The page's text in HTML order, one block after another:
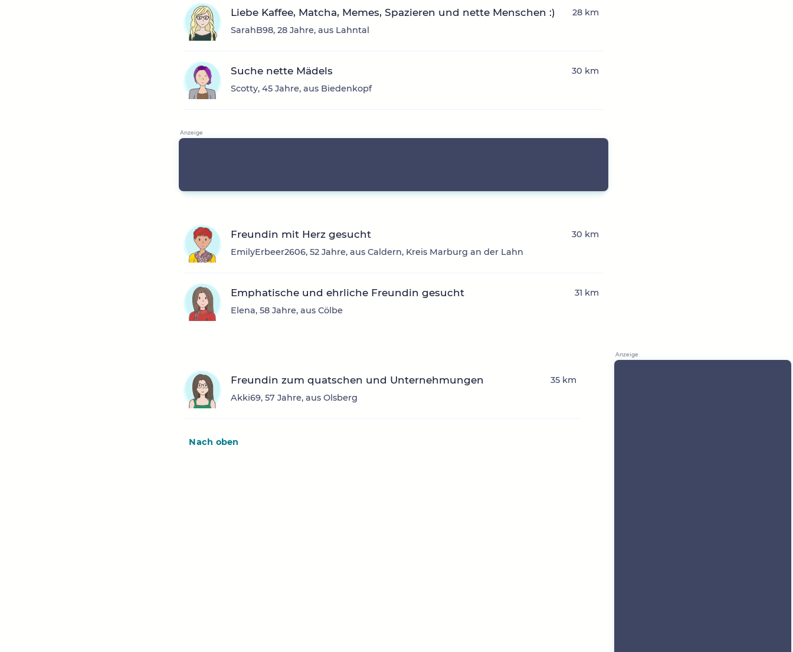
Liebe Kaffee, Matcha, Memes, Spazieren und nette Menschen :)
SarahB98, 28 Jahre, aus Lahntal
28 km
Suche nette Mädels
Scotty, 45 Jahre, aus Biedenkopf
30 km
Freundin mit Herz gesucht
EmilyErbeer2606, 52 Jahre, aus Caldern, Kreis Marburg an der Lahn
30 km
Emphatische und ehrliche Freundin gesucht
Elena, 58 Jahre, aus Cölbe
31 km
Freundin zum quatschen und Unternehmungen
Akki69, 57 Jahre, aus Olsberg
35 km
Nach oben